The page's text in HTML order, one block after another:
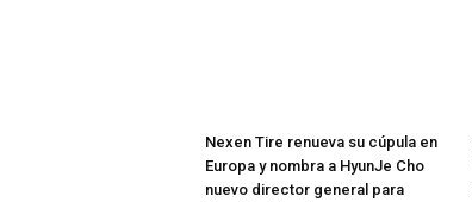
Nexen Tire renueva su cúpula en
Europa y nombra a HyunJe Cho
nuevo director general para